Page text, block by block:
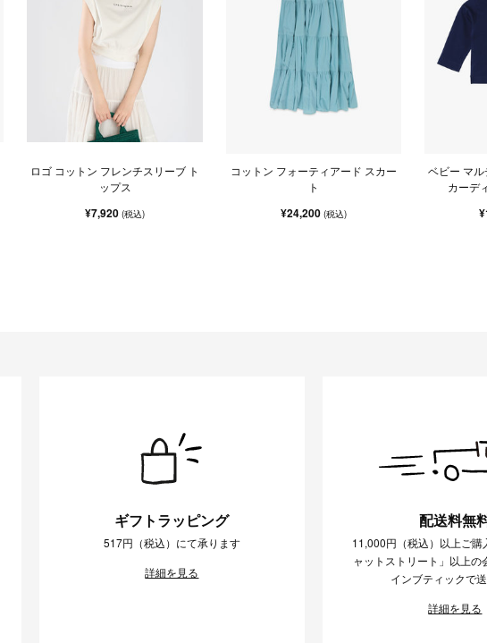
ロゴ コットン フレンチスリーブ ト
ップス
¥7,920(税込)
コットン フォーティアード スカー
ト
¥24,200 (税込)
ベビー マ
カーデ
ギフトラッピング
517円（税込）にて承ります
詳細を見る
配送料無
11,000円（税込）以上ご購
ャットストリート」以上の
インブティックで
詳細を見る